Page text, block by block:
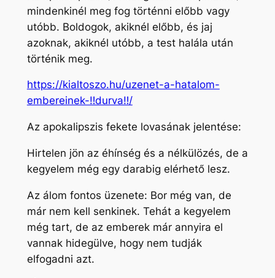
mindenkinél meg fog történni előbb vagy
utóbb. Boldogok, akiknél előbb, és jaj
azoknak, akiknél utóbb, a test halála után
történik meg.
https://kialtoszo.hu/uzenet-a-hatalom-
embereinek-‼durva‼/
Az apokalipszis fekete lovasának jelentése:
Hirtelen jön az éhínség és a nélkülözés, de a
kegyelem még egy darabig elérhető lesz.
Az álom fontos üzenete: Bor még van, de
már nem kell senkinek. Tehát a kegyelem
még tart, de az emberek már annyira el
vannak hidegülve, hogy nem tudják
elfogadni azt.